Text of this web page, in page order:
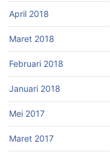
April 2018
Maret 2018
Februari 2018
Januari 2018
Mei 2017
Maret 2017